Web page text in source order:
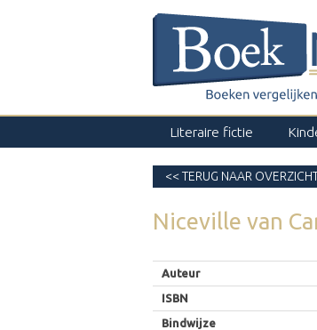
Literaire fictie
<< TERUG NAAR
Niceville van
Auteur
ISBN
Bindwijze